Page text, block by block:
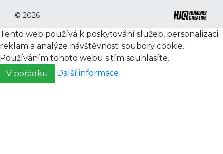
© 2026
Tento web používá k poskytování služeb, personalizaci
reklam a analýze návštěvnosti soubory cookie.
Používáním tohoto webu s tím souhlasíte.
V pořádku
Další informace